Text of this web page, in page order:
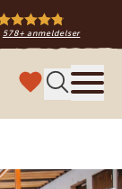
578+ anmeldelser